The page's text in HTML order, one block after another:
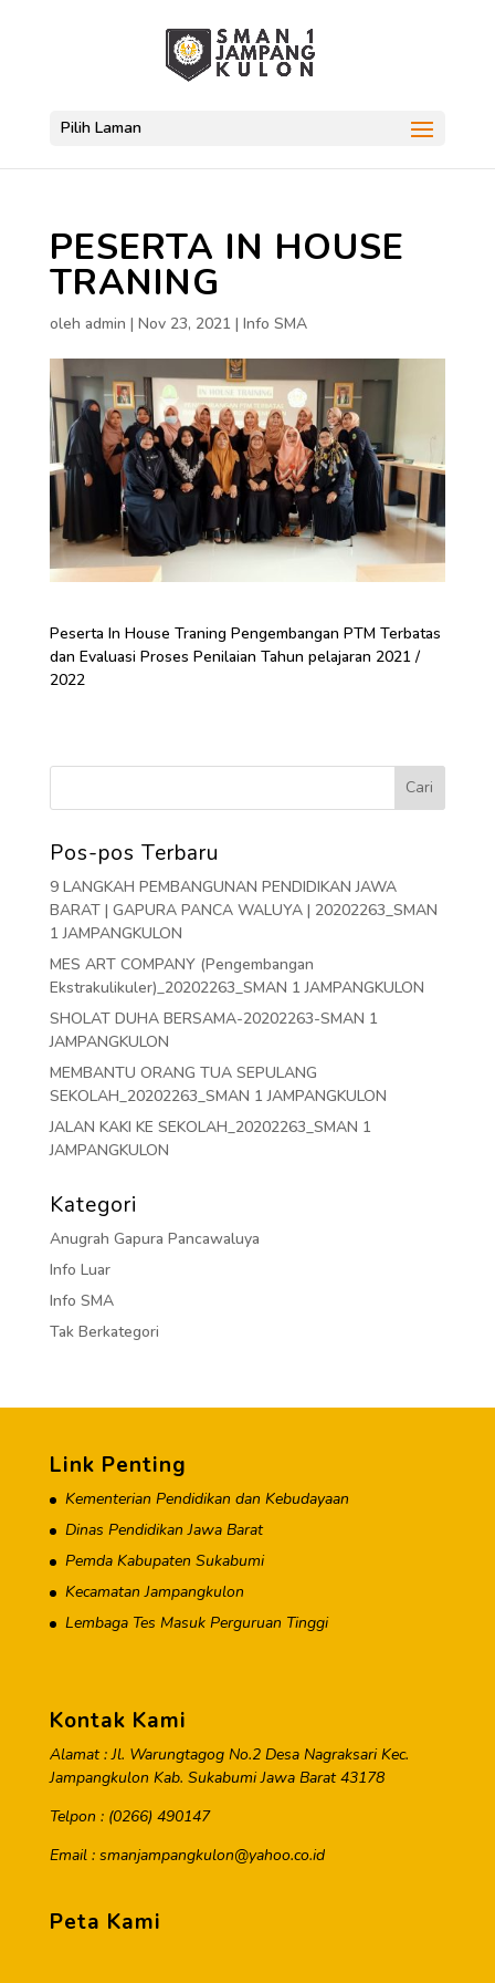
Pilih Laman
PESERTA IN HOUSE
TRANING
oleh admin | Nov 23, 2021 | Info SMA
Peserta In House Traning Pengembangan PTM Terbatas
dan Evaluasi Proses Penilaian Tahun pelajaran 2021 /
2022
Pos-pos Terbaru
9 LANGKAH PEMBANGUNAN PENDIDIKAN JAWA
BARAT | GAPURA PANCA WALUYA | 20202263_SMAN
1 JAMPANGKULON
MES ART COMPANY (Pengembangan
Ekstrakulikuler)_20202263_SMAN 1 JAMPANGKULON
SHOLAT DUHA BERSAMA-20202263-SMAN 1
JAMPANGKULON
MEMBANTU ORANG TUA SEPULANG
SEKOLAH_20202263_SMAN 1 JAMPANGKULON
JALAN KAKI KE SEKOLAH_20202263_SMAN 1
JAMPANGKULON
Kategori
Anugrah Gapura Pancawaluya
Info Luar
Info SMA
Tak Berkategori
Link Penting
Kementerian Pendidikan dan Kebudayaan
Dinas Pendidikan Jawa Barat
Pemda Kabupaten Sukabumi
Kecamatan Jampangkulon
Lembaga Tes Masuk Perguruan Tinggi
Kontak Kami
Alamat : Jl. Warungtagog No.2 Desa Nagraksari Kec.
Jampangkulon Kab. Sukabumi Jawa Barat 43178
Telpon : (0266) 490147
Email : smanjampangkulon@yahoo.co.id
Peta Kami